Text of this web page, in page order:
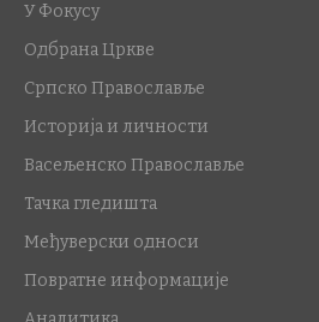
У Фокусу
Одбрана Цркве
Српско Православље
Историја и личности
Васељенско Православље
Тачка гледишта
Међуверски односи
Повратне информације